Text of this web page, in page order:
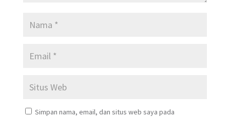
Simpan nama, email, dan situs web saya pada